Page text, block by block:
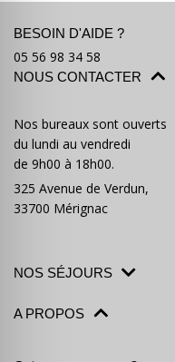
BESOIN D'AIDE ?
05 56 98 34 58
NOUS CONTACTER
Nos bureaux sont ouverts
du lundi au vendredi
de 9h00 à 18h00.
325 Avenue de Verdun,
33700 Mérignac
NOS SÉJOURS
A PROPOS